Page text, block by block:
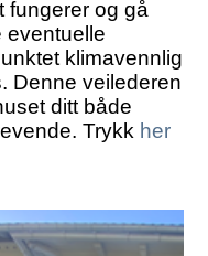
fungerer og gå
eventuelle
klimavennlig
Denne veilederen
ditt både
Trykk her